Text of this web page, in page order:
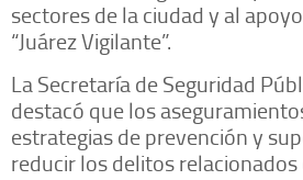
sectores de la ciudad y al
“Juárez Vigilante”.
La Secretaría de Seguridad
destacó que los
estrategias de prevención y
reducir los delitos relacionados